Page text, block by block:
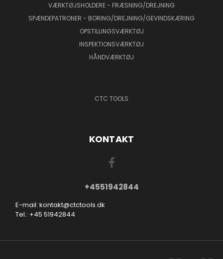
VÆRKTØJSHOLDERE - FRÆSNING/DREJNING
SPÆNDEPATRONER - BORING/DREJNING/GEVINDSKÆRING
OPSTILLINGSVÆRKTØJ
INSPEKTIONSVÆRKTØJ
HÅNDVÆRKTØJ
CTC TOOLS
KONTAKT
+4551942844
E-mail: kontakt@ctctools.dk
Tel.: +45 51942844